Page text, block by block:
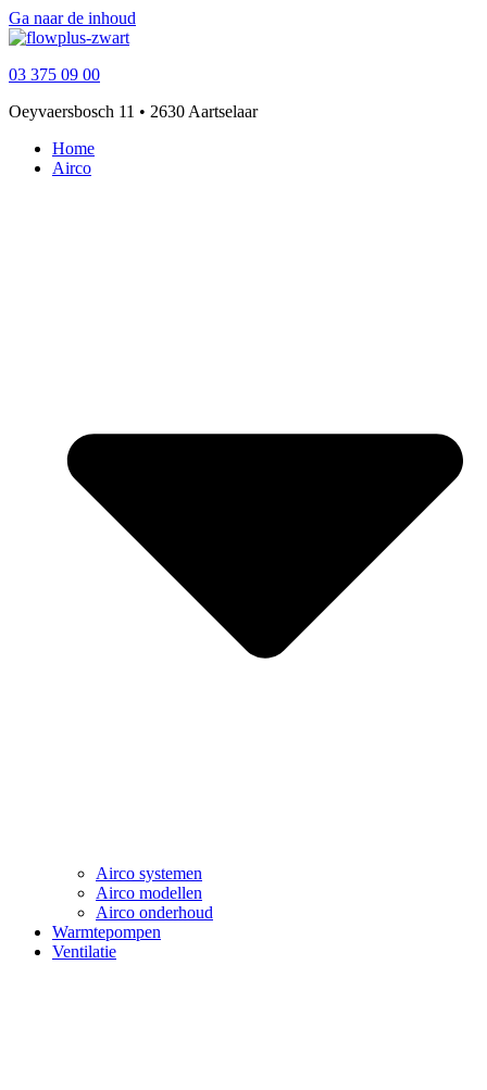
Ga naar de inhoud
03 375 09 00
Oeyvaersbosch 11 • 2630 Aartselaar
Home
Airco
Airco systemen
Airco modellen
Airco onderhoud
Warmtepompen
Ventilatie